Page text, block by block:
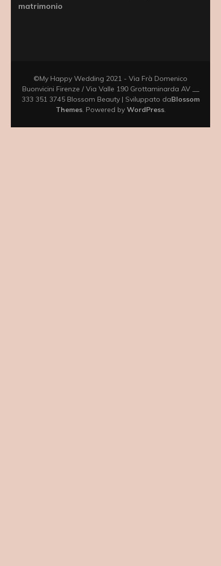
matrimonio
©My Happy Wedding 2021 - Via Frà Domenico
Buonvicini Firenze / Via Valle 190 Grottaminarda AV __
333 351 3745 Blossom Beauty | Sviluppato daBlossom
Themes. Powered by WordPress.